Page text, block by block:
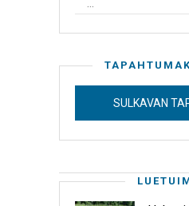
SULKAVAN